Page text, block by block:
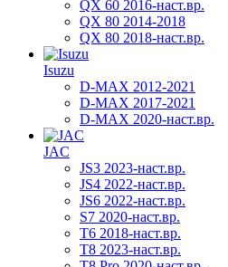
QX 60 2016-наст.вр.
QX 80 2014-2018
QX 80 2018-наст.вр.
Isuzu
D-MAX 2012-2021
D-MAX 2017-2021
D-MAX 2020-наст.вр.
JAC
JS3 2023-наст.вр.
JS4 2022-наст.вр.
JS6 2022-наст.вр.
S7 2020-наст.вр.
T6 2018-наст.вр.
T8 2023-наст.вр.